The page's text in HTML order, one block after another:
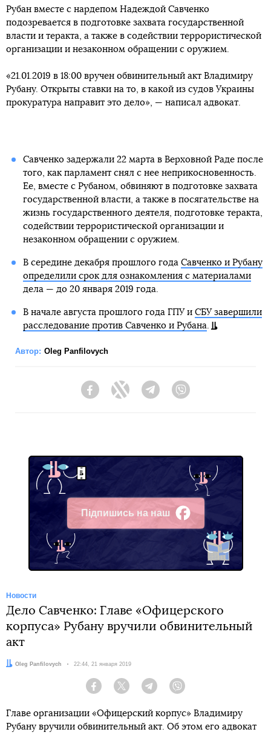
Рубан вместе с нардепом Надеждой Савченко
подозревается в подготовке захвата государственной
власти и теракта, а также в содействии террористической
организации и незаконном обращении с оружием.
«21.01.2019 в 18:00 вручен обвинительный акт Владимиру
Рубану. Открыты ставки на то, в какой из судов Украины
прокуратура направит это дело», — написал адвокат.
Савченко задержали 22 марта в Верховной Раде после
того, как парламент снял с нее неприкосновенность.
Ее, вместе с Рубаном, обвиняют в подготовке захвата
государственной власти, а также в посягательстве на
жизнь государственного деятеля, подготовке теракта,
содействии террористической организации и
незаконном обращении с оружием.
В середине декабря прошлого года Савченко и Рубану
определили срок для ознакомления с материалами
дела — до 20 января 2019 года.
В начале августа прошлого года ГПУ и СБУ завершили
расследование против Савченко и Рубана.
Автор: Oleg Panfilovych
FacebookTwitter Telegram
Підпишись на наш
Facebook
Новости
Дело Савченко: Главе «Офицерского
корпуса» Рубану вручили обвинительный
акт
Автор:
Oleg Panfilovych Дата:
22:44, 21 января 2019
Facebook Twitter Telegram
Главе организации «Офицерский корпус» Владимиру
Рубану вручили обвинительный акт. Об этом его адвокат